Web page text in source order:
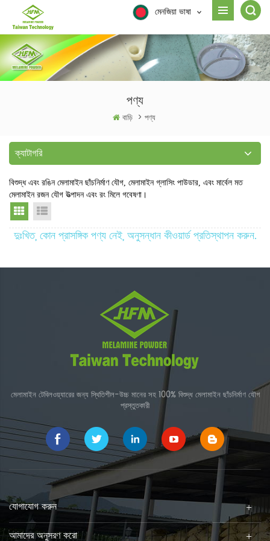
মেনজিয়া ভাষা
পণ্য
বাড়ি > পণ্য
ক্যাটাগরি
বিশুদ্ধ এবং রঙিন মেলামাইন ছাঁচনির্মাণ যৌগ, মেলামাইন গ্লাসিং পাউডার, এবং মার্বেল মত
মেলামাইন রজন যৌগ উত্পাদন এবং রং মিলে গবেষণা।
Grid View
দুঃখিত, কোন প্রাসঙ্গিক পণ্য নেই, অনুসন্ধান কীওয়ার্ড প্রতিস্থাপন করুন.
মেলামাইন টেবিলওয়্যারের জন্য স্থিতিশীল-উচ্চ মানের সহ 100% বিশুদ্ধ মেলামাইন ছাঁচনির্মাণ যৌগ
প্রস্তুতকারী
যোগাযোগ করুন
আমাদের অনুসরণ করো